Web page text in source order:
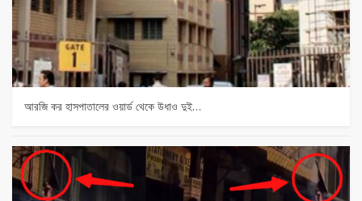
আরজি কর হাসপাতালের ওয়ার্ড থেকে উধাও দুই…